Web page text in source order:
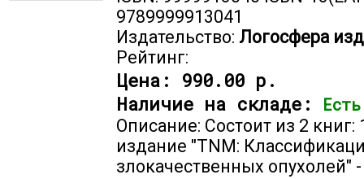
9789999913041
Издательство: Логосфера
Рейтинг:
Цена: 990.00 р.
Наличие на складе:
Описание: Состоит из 2 книг:
издание "TNM:
злокачественных опухолей" -